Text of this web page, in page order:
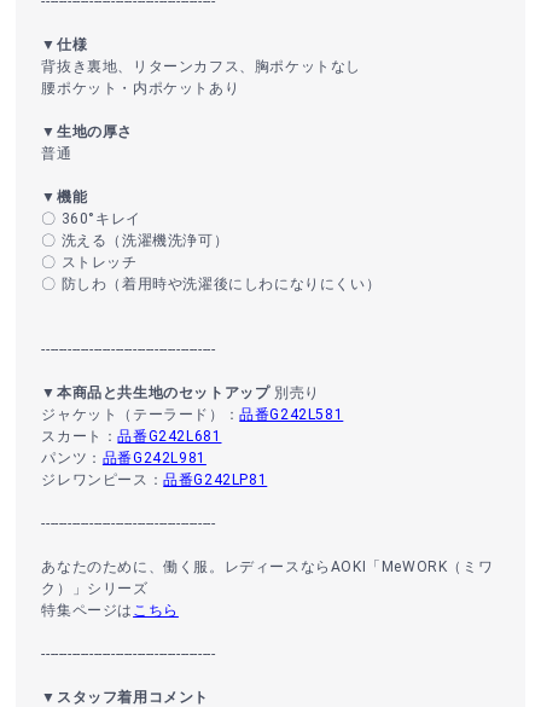
▼仕様
背抜き裏地、リターンカフス、胸ポケットなし
腰ポケット・内ポケットあり
▼生地の厚さ
普通
▼機能
〇 360°キレイ
〇 洗える（洗濯機洗浄可）
〇 ストレッチ
〇 防しわ（着用時や洗濯後にしわになりにくい）
----------------------------------------
▼本商品と共生地のセットアップ別売り
ジャケット（テーラード）：品番G242L581
スカート：品番G242L681
パンツ： 品番G242L981
ジレワンピース：品番G242LP81
----------------------------------------
あなたのために、働く服。レディースならAOKI「MeWORK（ミワ
ク）」シリーズ
特集ページは こちら
----------------------------------------
▼スタッフ着用コメント